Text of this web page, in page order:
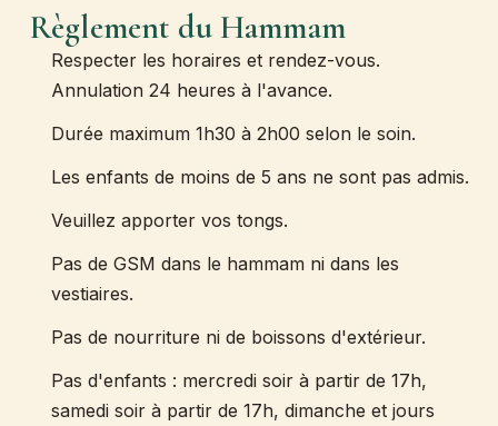
Règlement du Hammam
Respecter les horaires et rendez-vous.
Annulation 24 heures à l'avance.
Durée maximum 1h30 à 2h00 selon le soin.
Les enfants de moins de 5 ans ne sont pas admis.
Veuillez apporter vos tongs.
Pas de GSM dans le hammam ni dans les
vestiaires.
Pas de nourriture ni de boissons d'extérieur.
Pas d'enfants : mercredi soir à partir de 17h,
samedi soir à partir de 17h, dimanche et jours